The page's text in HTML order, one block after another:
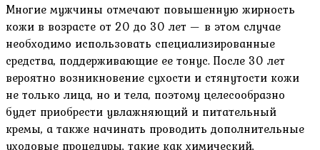
Многие мужчины отмечают повышенную жирность
кожи в возрасте от 20 до 30 лет — в этом случае
необходимо использовать специализированные
средства, поддерживающие ее тонус. После 30 лет
вероятно возникновение сухости и стянутости кожи
не только лица, но и тела, поэтому целесообразно
будет приобрести увлажняющий и питательный
кремы, а также начинать проводить дополнительные
уходовые процедуры, такие как химический,